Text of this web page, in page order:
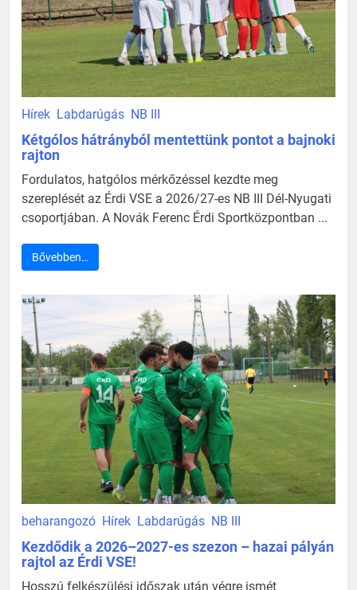
Hírek Labdarúgás NB III
Kétgólos hátrányból mentettünk pontot a bajnoki
rajton
Fordulatos, hatgólos mérkőzéssel kezdte meg
szereplését az Érdi VSE a 2026/27-es NB III Dél-Nyugati
csoportjában. A Novák Ferenc Érdi Sportközpontban ...
Bővebben…
beharangozó Hírek Labdarúgás NB III
Kezdődik a 2026–2027-es szezon – hazai pályán
rajtol az Érdi VSE!
Hosszú felkészülési időszak után végre ismét